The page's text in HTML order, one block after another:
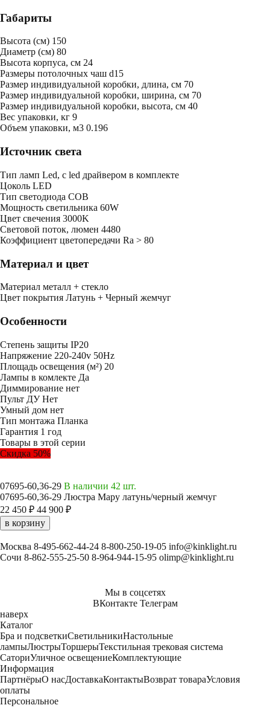
Габариты
Высота (см) 150
Диаметр (см) 80
Высота корпуса, см 24
Размеры потолочных чаш d15
Размер индивидуальной коробки, длина, см 70
Размер индивидуальной коробки, ширина, см 70
Размер индивидуальной коробки, высота, см 40
Bес упаковки, кг 9
Oбъем упаковки, м3 0.196
Источник света
Тип ламп Led, с led драйвером в комплекте
Цоколь LED
Тип светодиода COB
Мощность светильника 60W
Цвет свечения 3000K
Световой поток, люмен 4480
Коэффициент цветопередачи Ra > 80
Материал и цвет
Mатериал металл + стекло
Цвет покрытия Латунь + Черный жемчуг
Особенности
Степень защиты IP20
Напряжение 220-240v 50Hz
Площадь освещения (м²) 20
Лампы в комлекте Да
Диммирование нет
Пульт ДУНет
Умный дом нет
Тип монтажа Планка
Гарантия 1 год
Товары в этой серии
Скидка 50%
07695-60,36-29 В наличии 42 шт.
07695-60,36-29 Люстра Мару латунь/черный жемчуг
22 450 ₽ 44 900 ₽
в корзину
Москва 8-495-662-44-24 8-800-250-19-05 info@kinklight.ru
Сочи 8-862-555-25-50 8-964-944-15-95 olimp@kinklight.ru
Мы в соцсетях
ВКонтакте Телеграм
наверх
Каталог
Бра и подсветкиСветильникиНастольные
лампыЛюстрыТоршерыТекстильная трековая система
СаториУличное освещениеКомплектующие
Информация
ПартнёрыО насДоставкаКонтактыВозврат товараУсловия
оплаты
Персональное